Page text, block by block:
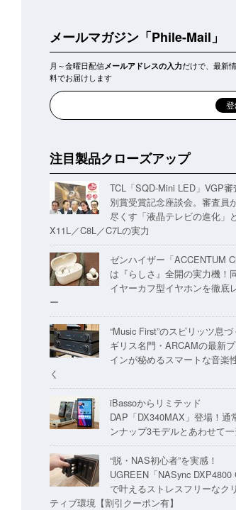
メールマガジン「Phile-Mail」
月～金曜日配信メールアドレスの入力だけで、最新
料でお届けします
注目製品クローズアップ
TCL「SQD-Mini LED」VGP
別賞受賞記念座談会。審査員
尽くす「液晶テレビの進化」と
X11L／C8L／C7Lの実力
ゼンハイザー「ACCENTUM
は『らしさ』全開の実力機！
イヤーカフ型イヤホンを徹底
ー
“Music First”のスピリッツ息づ
ギリス名門・ARCAMの最新
インが秘めるスマートな音楽
く
iBassoからリミテッド
DAP「DX340MAX」登場！通
ンナップ3モデルとあわせて
“脱・NAS初心者”を実感！
UGREEN「NASync DXP4800
で叶えるストレスフリーなク
ティブ環境【割引クーポン有】